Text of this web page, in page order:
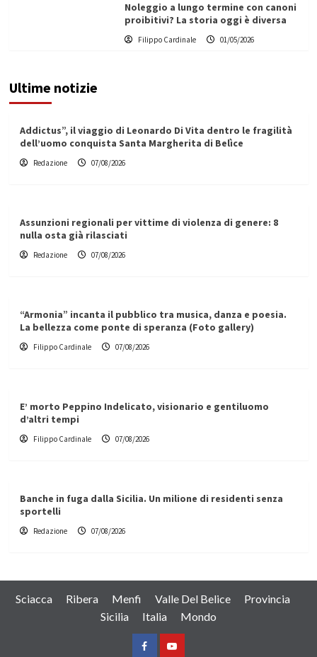
Noleggio a lungo termine con canoni
proibitivi? La storia oggi è diversa
Filippo Cardinale 01/05/2026
Ultime notizie
Addictus”, il viaggio di Leonardo Di Vita dentro le fragilità
dell’uomo conquista Santa Margherita di Belìce
Redazione 07/08/2026
Assunzioni regionali per vittime di violenza di genere: 8
nulla osta già rilasciati
Redazione 07/08/2026
“Armonia” incanta il pubblico tra musica, danza e poesia.
La bellezza come ponte di speranza (Foto gallery)
Filippo Cardinale 07/08/2026
E’ morto Peppino Indelicato, visionario e gentiluomo
d’altri tempi
Filippo Cardinale 07/08/2026
Banche in fuga dalla Sicilia. Un milione di residenti senza
sportelli
Redazione 07/08/2026
Sciacca Ribera Menfi Valle Del Belice
Provincia
Sicilia
Italia Mondo